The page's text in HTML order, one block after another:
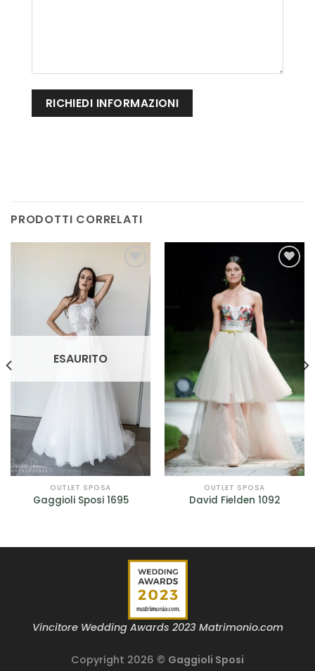
PRODOTTI CORRELATI
AGGIUNGI
ALLA TUA
LISTA DEI
DESIDERI
ESAURITO
OUTLET SPOSA
Gaggioli Sposi 1695
ALLA TUA
LISTA DEI
DESIDERI
OUTLET SPOSA
David Fielden 1092
Vincitore Wedding Awards 2023 Matrimonio.com
Copyright 2026 © Gaggioli Sposi